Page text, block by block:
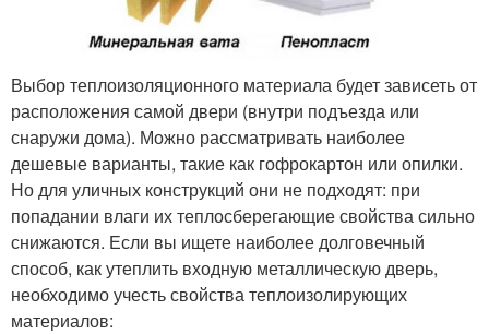
Выбор теплоизоляционного материала будет зависеть от
расположения самой двери (внутри подъезда или
снаружи дома). Можно рассматривать наиболее
дешевые варианты, такие как гофрокартон или опилки.
Но для уличных конструкций они не подходят: при
попадании влаги их теплосберегающие свойства сильно
снижаются. Если вы ищете наиболее долговечный
способ, как утеплить входную металлическую дверь,
необходимо учесть свойства теплоизолирующих
материалов: